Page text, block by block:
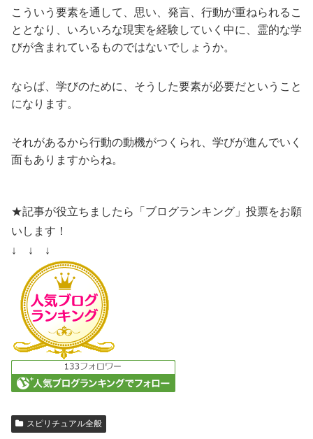
こういう要素を通して、思い、発言、行動が重ねられるこ
ととなり、いろいろな現実を経験していく中に、霊的な学
びが含まれているものではないでしょうか。
ならば、学びのために、そうした要素が必要だということ
になります。
それがあるから行動の動機がつくられ、学びが進んでいく
面もありますからね。
★記事が役立ちましたら「ブログランキング」投票をお願
いします！
↓ ↓ ↓
スピリチュアル全般